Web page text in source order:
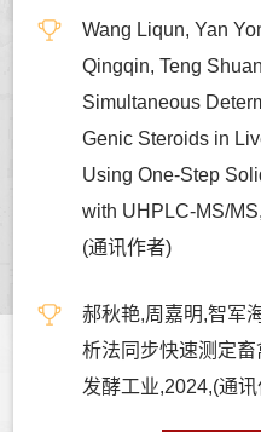
Wang Liqun, Yan
Qingqin, Teng
Simultaneous
Genic Steroids in
Using One-Step
with UHPLC-MS/
(通讯作者)
郝秋艳,周嘉明,智军
析法同步快速测定
发酵工业,2024,(通